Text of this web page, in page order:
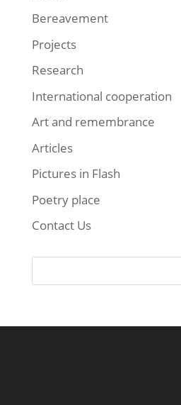
Bereavement
Projects
Research
International cooperation
Art and remembrance
Articles
Pictures in Flash
Poetry place
Contact Us